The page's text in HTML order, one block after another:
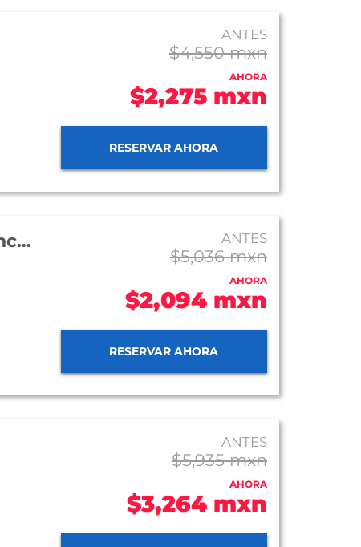
ANTES
$4,550 mxn
AHORA
$2,275 mxn
RESERVAR AHORA
Hotel Holiday Inn Resort Los Cabos All Inclusive ANTES
$5,036 mxn
AHORA
$2,094 mxn
RESERVAR AHORA
ANTES
$5,935 mxn
AHORA
$3,264 mxn